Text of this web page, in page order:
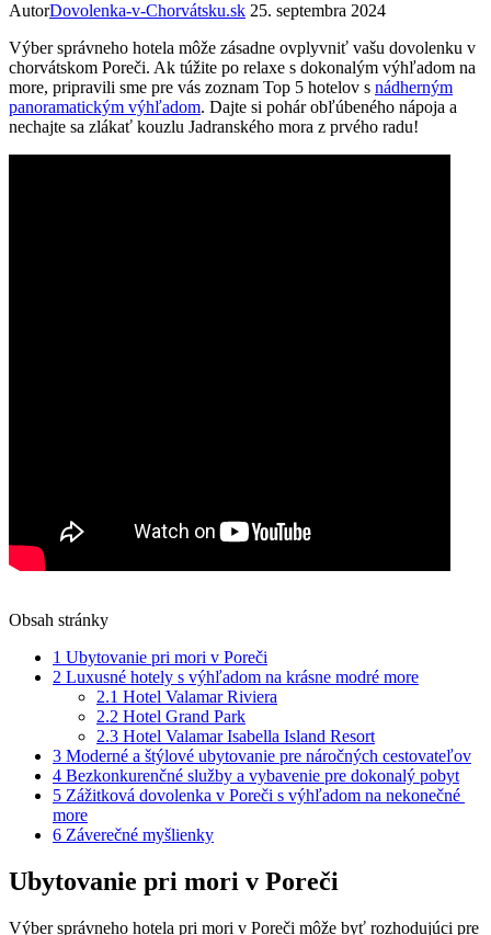
AutorDovolenka-v-Chorvátsku.sk 25. septembra 2024
Výber správneho‍ hotela môže zásadne ‍ovplyvniť vašu dovolenku v ​
chorvátskom Poreči. Ak túžite po relaxe s dokonalým výhľadom na
more, ​pripravili sme pre vás ‍zoznam Top⁢ 5 ⁤hotelov ‍s ‌ nádherným
panoramatickým výhľadom. ⁢Dajte si pohár‌ obľúbeného ‌nápoja ⁣a
nechajte sa‌ zlákať kouzlu Jadranského mora z‌ prvého radu!
Obsah stránky
1 Ubytovanie pri‌ mori v⁢ Poreči
2 Luxusné hotely ​s výhľadom na krásne modré more
2.1 Hotel ⁤Valamar Riviera
2.2 Hotel Grand⁣ Park
2.3 Hotel Valamar Isabella Island⁢ Resort
3 Moderné a štýlové ubytovanie ⁢pre náročných ​cestovateľov
4 Bezkonkurenčné služby ‍a vybavenie ​pre dokonalý ⁤pobyt
5 Zážitková⁢ dovolenka v Poreči s‌ výhľadom na nekonečné ​
more
6 Záverečné myšlienky
Ubytovanie pri‌ mori v⁢ Poreči
Výber správneho hotela pri ⁤mori‍ v Poreči⁣ môže ⁤byť rozhodujúci pre